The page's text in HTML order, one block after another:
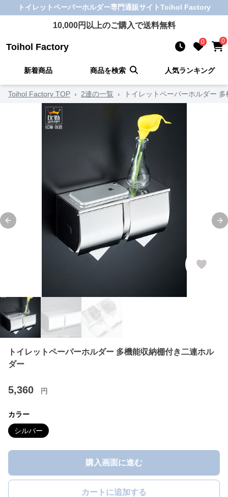
トイレットペーパーホルダー専門通販サイトToihol Factory
10,000円以上のご購入で送料無料
Toihol Factory 0 0
新着商品 商品を検索 人気ランキング
Toihol Factory TOP › 2連の一覧 › トイレットペーパーホルダー
Previous slide
トイレットペーパーホルダー 多機能収納棚付き二連ホル
ダー
5,360 円
カラー
シルバー
購入画面に進む
カートに追加する